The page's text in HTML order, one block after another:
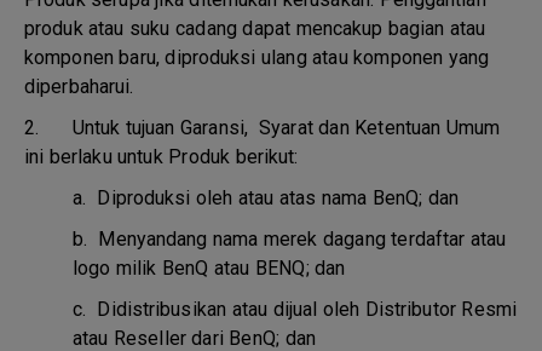
produk atau suku cadang dapat mencakup bagian atau
komponen baru, diproduksi ulang atau komponen yang
diperbaharui.
2. Untuk tujuan Garansi, Syarat dan Ketentuan Umum
ini berlaku untuk Produk berikut:
a. Diproduksi oleh atau atas nama BenQ; dan
b. Menyandang nama merek dagang terdaftar atau
logo milik BenQ atau BENQ; dan
c. Didistribusikan atau dijual oleh Distributor Resmi
atau Reseller dari BenQ; dan